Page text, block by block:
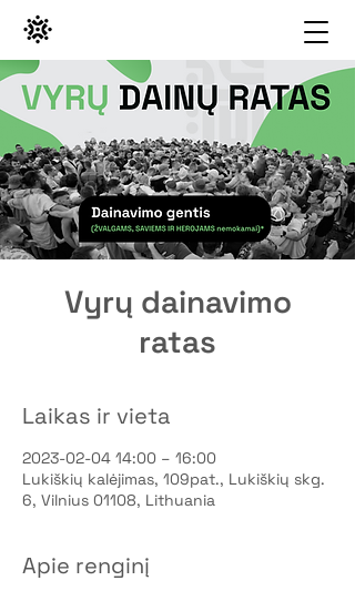
Vyrų dainavimo
ratas
Laikas ir vieta
2023-02-04 14:00 – 16:00
Lukiškių kalėjimas, 109pat., Lukiškių skg.
6, Vilnius 01108, Lithuania
Apie renginį